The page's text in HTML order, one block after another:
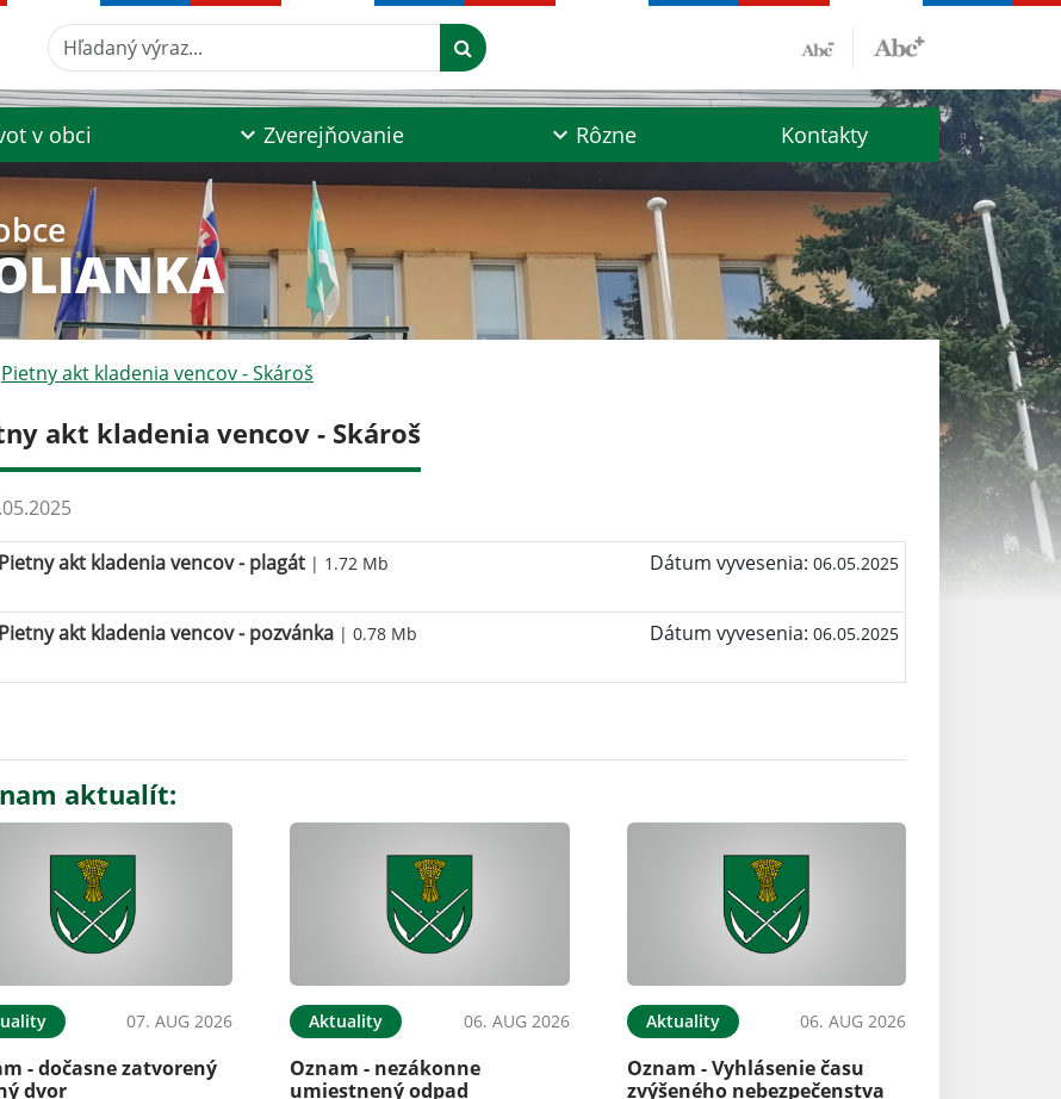
Hľadaný výraz...
v obci Zverejňovanie Rôzne Kontakty
Pietny akt kladenia vencov - Skároš
akt kladenia vencov - Skároš
Pietny akt kladenia vencov - plagát | 1.72 Mb Dátum vyvesenia: 06.05.2025
Pietny akt kladenia vencov - pozvánka | 0.78 Mb Dátum vyvesenia: 06.05.2025
aktualít:
07. AUG 2026
- dočasne zatvorený
dvor
Aktuality 06. AUG 2026
Oznam - nezákonne
umiestnený odpad
Aktuality 06. AUG 2026
Oznam - Vyhlásenie času
zvýšeného nebezpečenstva